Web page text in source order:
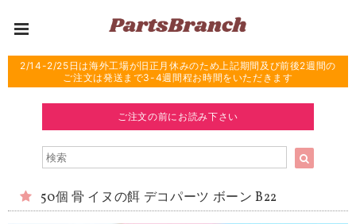
2/14-2/25日は海外工場が旧正月休みのため上記期間及び前後2週間の
ご注文は発送まで3-4週間程お時間をいただきます
ご注文の前にお読み下さい
50個 骨 イヌの餌 デコパーツ ボーン B22